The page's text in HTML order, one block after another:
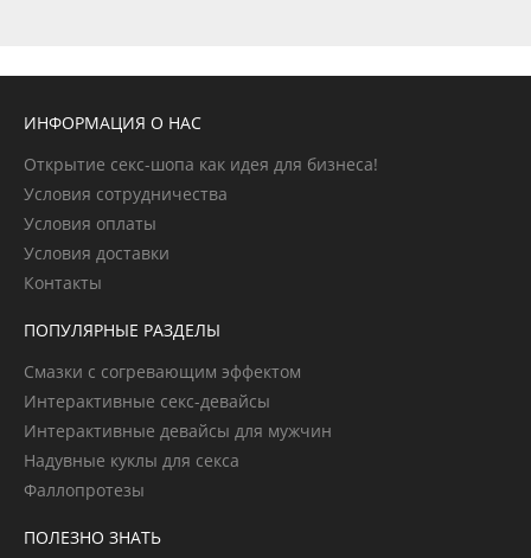
ИНФОРМАЦИЯ О НАС
Открытие секс-шопа как идея для бизнеса!
Условия сотрудничества
Условия оплаты
Условия доставки
Контакты
ПОПУЛЯРНЫЕ РАЗДЕЛЫ
Смазки с согревающим эффектом
Интерактивные секс-девайсы
Интерактивные девайсы для мужчин
Надувные куклы для секса
Фаллопротезы
ПОЛЕЗНО ЗНАТЬ